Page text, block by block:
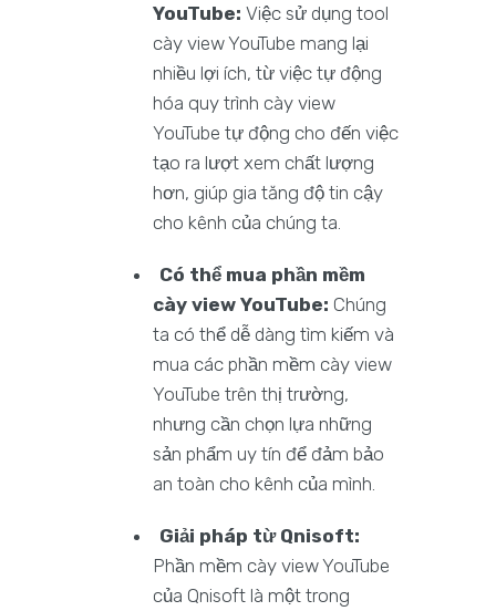
YouTube: Việc sử dụng tool
cày view YouTube mang lại
nhiều lợi ích, từ việc tự động
hóa quy trình cày view
YouTube tự động cho đến việc
tạo ra lượt xem chất lượng
hơn, giúp gia tăng độ tin cậy
cho kênh của chúng ta.
Có thể mua phần mềm
cày view YouTube: Chúng
ta có thể dễ dàng tìm kiếm và
mua các phần mềm cày view
YouTube trên thị trường,
nhưng cần chọn lựa những
sản phẩm uy tín để đảm bảo
an toàn cho kênh của mình.
Giải pháp từ Qnisoft:
Phần mềm cày view YouTube
của Qnisoft là một trong